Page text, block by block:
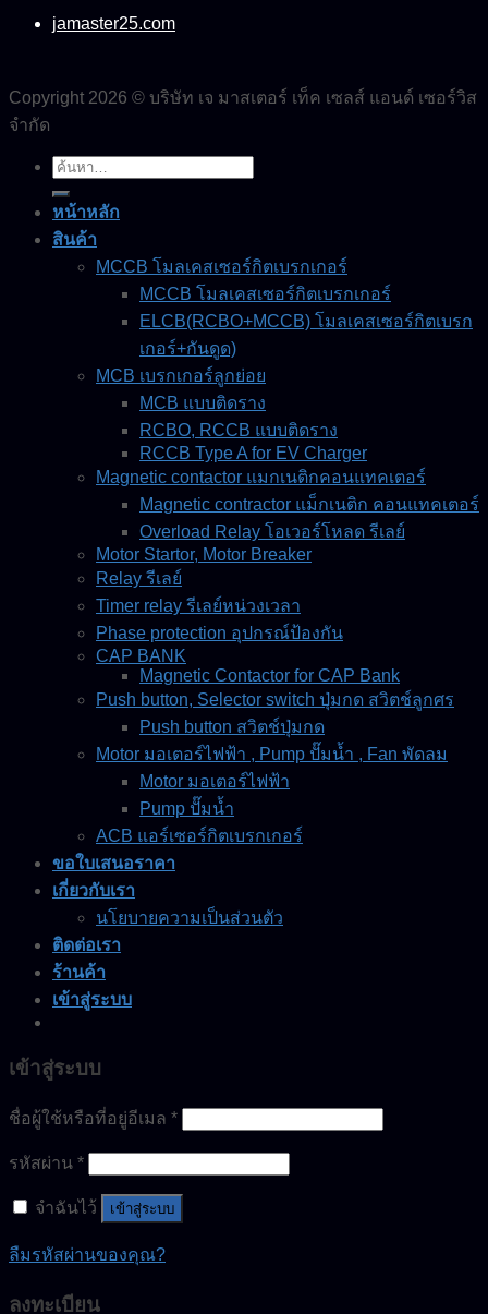
jamaster25.com
Copyright 2026 © บริษัท เจ มาสเตอร์ เท็ค เซลส์ แอนด์ เซอร์วิส
จำกัด
ค้นหา:
หน้าหลัก
สินค้า
MCCB โมลเคสเซอร์กิตเบรกเกอร์
MCCB โมลเคสเซอร์กิตเบรกเกอร์
ELCB(RCBO+MCCB) โมลเคสเซอร์กิตเบรก
เกอร์+กันดูด)
MCB เบรกเกอร์ลูกย่อย
MCB แบบติดราง
RCBO, RCCB แบบติดราง
RCCB Type A for EV Charger
Magnetic contactor แมกเนติกคอนแทคเตอร์
Magnetic contractor แม็กเนติก คอนแทคเตอร์
Overload Relay โอเวอร์โหลด รีเลย์
Motor Startor, Motor Breaker
Relay รีเลย์
Timer relay รีเลย์หน่วงเวลา
Phase protection อุปกรณ์ป้องกัน
CAP BANK
Magnetic Contactor for CAP Bank
Push button, Selector switch ปุ่มกด สวิตช์ลูกศร
Push button สวิตช์ปุ่มกด
Motor มอเตอร์ไฟฟ้า , Pump ปั๊มน้ำ , Fan พัดลม
Motor มอเตอร์ไฟฟ้า
Pump ปั๊มน้ำ
ACB แอร์เซอร์กิตเบรกเกอร์
ขอใบเสนอราคา
เกี่ยวกับเรา
นโยบายความเป็นส่วนตัว
ติดต่อเรา
ร้านค้า
เข้าสู่ระบบ
เข้าสู่ระบบ
ชื่อผู้ใช้หรือที่อยู่อีเมล *
รหัสผ่าน *
จำฉันไว้ เข้าสู่ระบบ
ลืมรหัสผ่านของคุณ?
ลงทะเบียน